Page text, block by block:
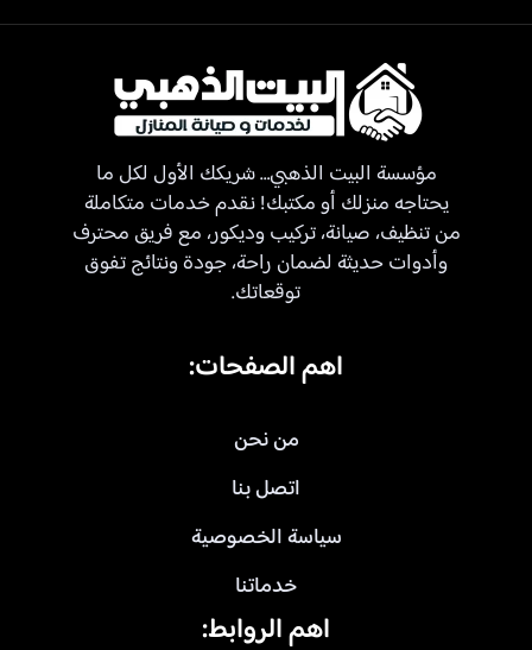
مؤسسة البيت الذهبي… شريكك الأول لكل ما
يحتاجه منزلك أو مكتبك! نقدم خدمات متكاملة
من تنظيف، صيانة، تركيب وديكور، مع فريق محترف
وأدوات حديثة لضمان راحة، جودة ونتائج تفوق
توقعاتك.
اهم الصفحات:
من نحن
اتصل بنا
سياسة الخصوصية
خدماتنا
اهم الروابط: